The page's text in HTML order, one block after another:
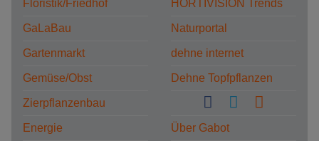
Floristik/Friedhof
GaLaBau
Gartenmarkt
Gemüse/Obst
Zierpflanzenbau
Energie
HORTIVISION Trends
Naturportal
dehne internet
Dehne Topfpflanzen
Über Gabot